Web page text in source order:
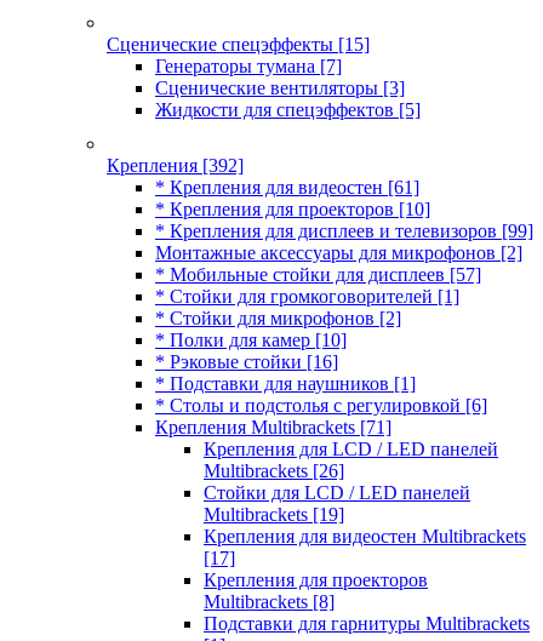
Сценические спецэффекты [15]
Генераторы тумана [7]
Сценические вентиляторы [3]
Жидкости для спецэффектов [5]
Крепления [392]
* Крепления для видеостен [61]
* Крепления для проекторов [10]
* Крепления для дисплеев и телевизоров [99]
Монтажные аксессуары для микрофонов [2]
* Мобильные стойки для дисплеев [57]
* Стойки для громкоговорителей [1]
* Стойки для микрофонов [2]
* Полки для камер [10]
* Рэковые стойки [16]
* Подставки для наушников [1]
* Столы и подстолья с регулировкой [6]
Крепления Multibrackets [71]
Крепления для LCD / LED панелей
Multibrackets [26]
Стойки для LCD / LED панелей
Multibrackets [19]
Крепления для видеостен Multibrackets
[17]
Крепления для проекторов
Multibrackets [8]
Подставки для гарнитуры Multibrackets